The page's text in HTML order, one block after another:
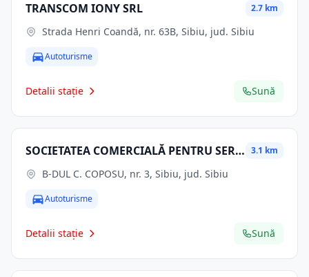
TRANSCOM IONY SRL 2.7 km
Strada Henri Coandă, nr. 63B, Sibiu, jud. Sibiu
Autoturisme
Detalii stație Sună
SOCIETATEA COMERCIALĂ PENTRU SERVICII DE MENTENANŢĂ A REŢELEI ELECTRICE DE TRANSPORT SMART SA 3.1 km
B-DUL C. COPOSU, nr. 3, Sibiu, jud. Sibiu
Autoturisme
Detalii stație Sună